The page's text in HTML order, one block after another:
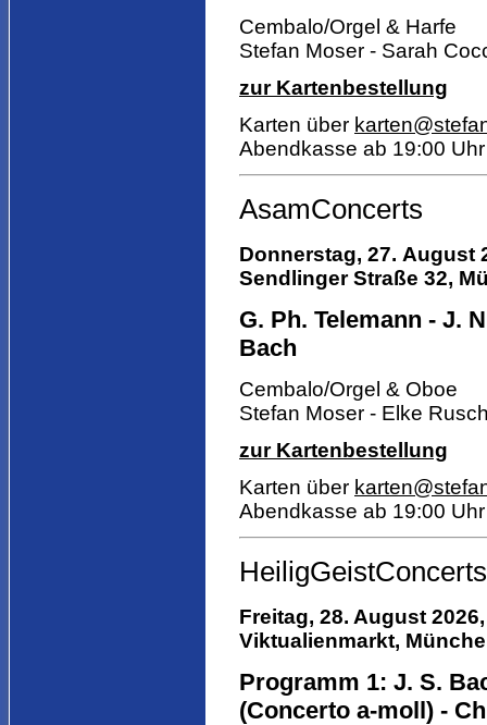
Cembalo/Orgel & Harfe
Stefan Moser - Sarah
zur Kartenbestellung
Karten über
Abendkasse ab 19:00 Uhr
AsamConcerts
Donnerstag, 27. August
Sendlinger Straße 32,
G. Ph. Telemann - J.
Bach
Cembalo/Orgel & Oboe
Stefan Moser - Elke
zur Kartenbestellung
Karten über
Abendkasse ab 19:00 Uhr
HeiligGeistConcerts
Freitag, 28. August
Viktualienmarkt,
Programm 1: J. S.
(Concerto a-moll) -